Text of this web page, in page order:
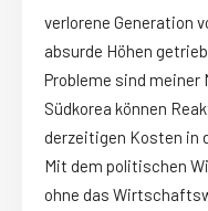
verlorene Generation
absurde Höhen
Probleme sind meiner
Südkorea können
derzeitigen Kosten in
Mit dem politischen
ohne das